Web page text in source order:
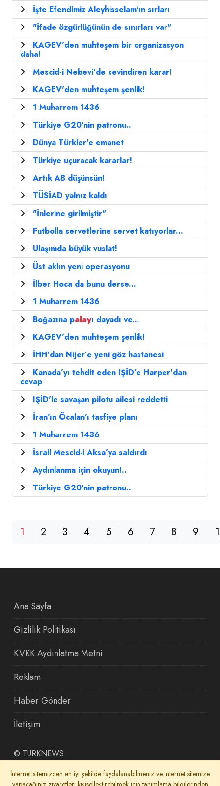
İşte Efendimiz Aleyhisselam'ın sırları
"İfade özgürlüğünün de sınırları var"
KAGEV'den muhteşem bir organizasyon
daha!
Mescid-i Nebevi'de sevindiren karar!
KAGEV'den muhteşem şenlik!
1 Muharrem 1436
Türkiye G20'nin patronu..
Dünya Türkler'e emanet
Türkiye uçuracak kararlar!
Artık AB düşünsün!
TÜSİAD yalnız kaldı
"İnlerine girilmiştir"
Futbolla servetlerine servet katıyorlar...
Ulaşımda büyük vuslat!
Üst aklın yeni operasyonu
İlber Hoca da bunu derse...
1 Muharrem 1436
Boğazına palayı dayadı ve...
KAGEV'den muhteşem şenlik!
İHH'dan Nijer’e yeni göz hastanesi
Kanada’yı tehdit eden IŞİD’e Harper'dan
cevap
IŞİD'le savaşan pilotu ailesi reddetti
İran'ın Öcalan'ı tasfiye planı
1 Muharrem 1436
İsrail Mescid-i Aksa’ya saldırdı
Aydınlanma için okuyun!..
Türkiye G20'nin patronu..
1 2 3 4 5 6 7 8 9
Ana Sayfa
Gizlilik Politikası
KVKK Aydınlatma Metni
Reklam
Haber Gönder
İletişim
© TURKNEWS
İnternet sitemizden en iyi şekilde faydalanabilmeniz ve internet sitemize
yapacağınız ziyaretleri kişiselleştirebilmek için tanımlama bilgilerinden